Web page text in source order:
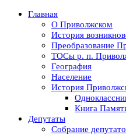
Главная
О Приволжском
История
Преобразование
ТОСы р. п.
География
Население
История
Книга
Депутаты
Собрание